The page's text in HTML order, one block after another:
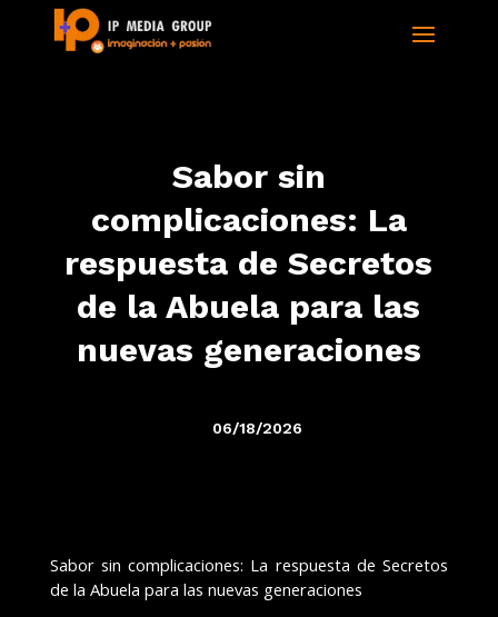
Sabor sin
complicaciones: La
respuesta de Secretos
de la Abuela para las
nuevas generaciones
06/18/2026
Sabor sin complicaciones: La respuesta de Secretos
de la Abuela para las nuevas generaciones